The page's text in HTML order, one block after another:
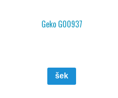
Geko G00937
šek